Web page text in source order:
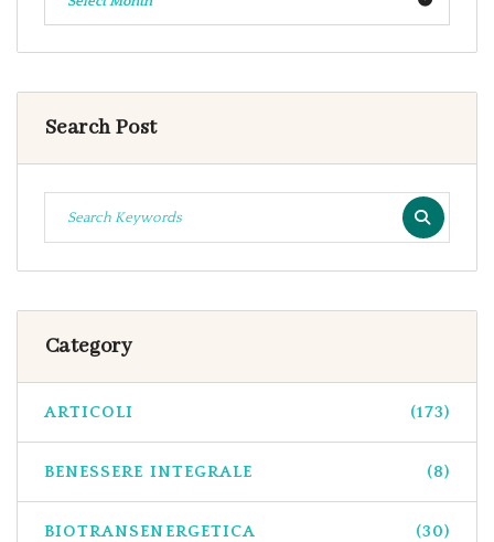
Search Post
Category
ARTICOLI (173)
BENESSERE INTEGRALE (8)
BIOTRANSENERGETICA (30)